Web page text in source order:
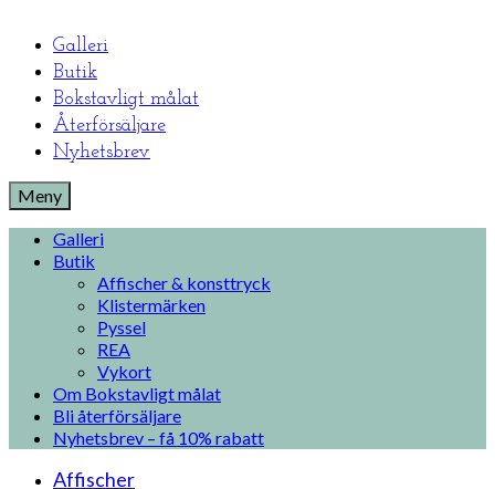
Galleri
Butik
Bokstavligt målat
Återförsäljare
Nyhetsbrev
Meny
Galleri
Butik
Affischer & konsttryck
Klistermärken
Pyssel
REA
Vykort
Om Bokstavligt målat
Bli återförsäljare
Nyhetsbrev – få 10% rabatt
Affischer